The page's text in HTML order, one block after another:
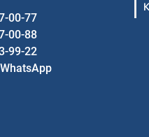
00-77
00-88
99-22